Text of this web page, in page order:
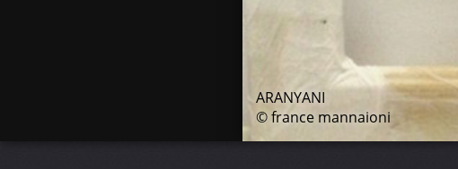
ARANYANI
© france mannaioni